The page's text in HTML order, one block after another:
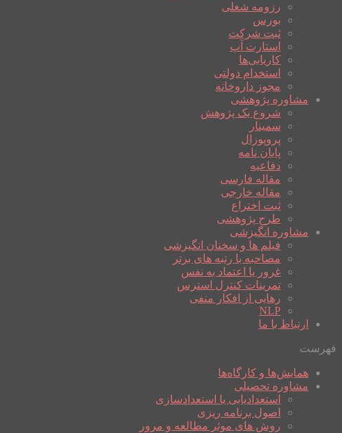
رزومه شغلی
بورس
ثبت شرکت
استارت آپ
کاریابی‌ها
استخدام دولتی
مجوز داروخانه
مشاوره پژوهشی
شروع یک پژوهش
سمینار
پروپوزال
پایان نامه
دفاعیه
مقاله فارسی
مقاله خارجی
ثبت اختراع
طرح پژوهشی
مشاوره انگیزشی
فیلم ها و سخنان انگیزشی
مصاحبه با رتبه های برتر
غرور یا اعتماد به نفس
تمرینات کنترل استرس
رهایی از افکار منفی
NLP
ارتباط با ما
فهرست
همایش‌ها و کارگاه‌ها
مشاوره تحصیلی
استعدادیابی یا استعدادسازی
اصول برنامه ریزی
روش های موثر مطالعه و مرور